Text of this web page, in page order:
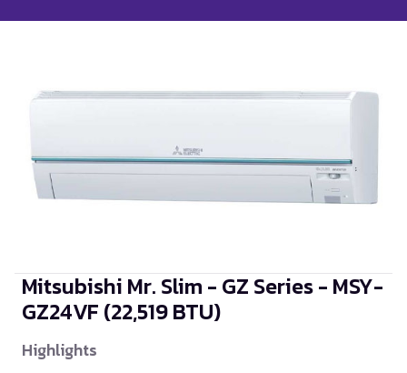
Mitsubishi Mr. Slim - GZ Series - MSY-
GZ24VF (22,519 BTU)
Highlights